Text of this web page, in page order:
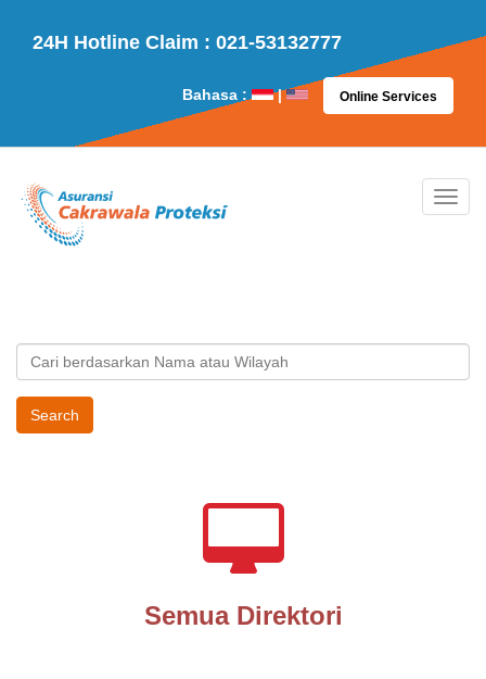
24H Hotline Claim : 021-53132777
Bahasa : | Online Services
Semua Direktori